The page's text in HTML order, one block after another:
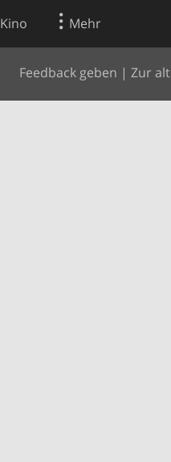
Kino Mehr
Feedback geben | Zur
Websuche